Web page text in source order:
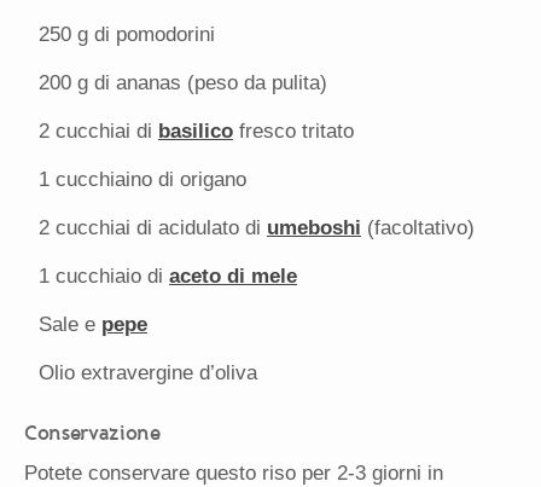
250 g di pomodorini
200 g di ananas (peso da pulita)
2 cucchiai di basilico fresco tritato
1 cucchiaino di origano
2 cucchiai di acidulato di umeboshi (facoltativo)
1 cucchiaio di aceto di mele
Sale e pepe
Olio extravergine d’oliva
Conservazione
Potete conservare questo riso per 2-3 giorni in